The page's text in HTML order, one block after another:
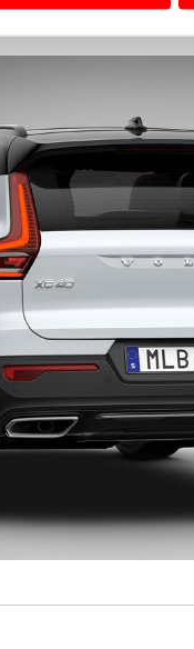
melhorar a sua
redes sociais, bem
UE e em países
as transferências
tal se afigure
de certo tipo
e nos serviços
de cookies do site.